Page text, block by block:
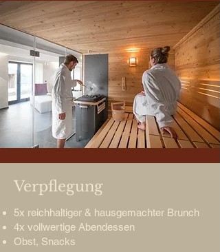
Verpflegung
5x reichhaltiger & hausgemachter Brunch
4x vollwertige Abendessen
Obst, Snacks